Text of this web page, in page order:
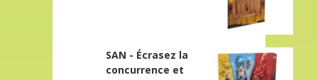
SAN - Écrasez la
concurrence et